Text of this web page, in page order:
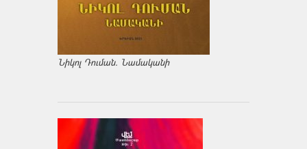
Նիկոլ Դուման. Նամականի